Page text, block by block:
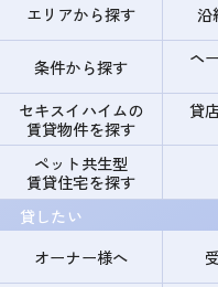
エリアから探す
沿
条件から探す
ヘ
セキスイハイムの
賃貸物件を探す
貸
ペット共生型
賃貸住宅を探す
貸したい
オーナー様へ